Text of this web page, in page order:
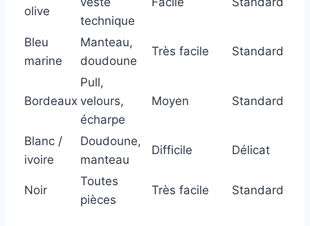
olive
technique
Bleu
marine
Manteau,
doudoune
Très facile Standard
Bordeaux
Pull,
velours,
écharpe
Moyen Standard
Blanc /
ivoire
Doudoune,
manteau
Difficile Délicat
Noir
Toutes
pièces
Très facile Standard